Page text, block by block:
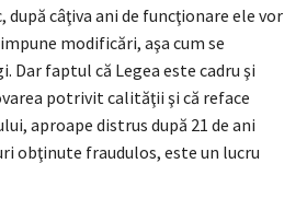
după câţiva ani de funcţionare ele vor
modificări, aşa cum se
Dar faptul că Legea este cadru şi
potrivit calităţii şi că reface
aproape distrus după 21 de ani
obţinute fraudulos, este un lucru